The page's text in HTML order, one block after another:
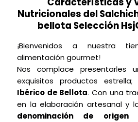
Nutricionales del
bellota Selección
¡Bienvenidos a nuestra
alimentación gourmet!
Nos complace presentarles
exquisitos productos estrella;
Ibérico de Bellota. Con una
en la elaboración artesanal y
denominación de origen